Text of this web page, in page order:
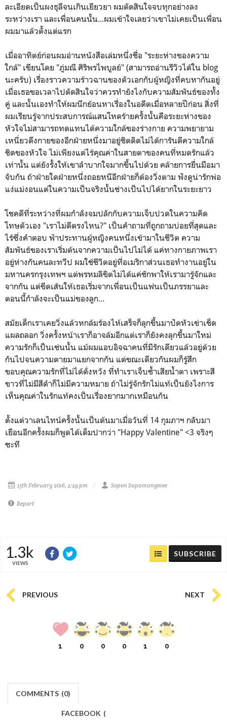
ละเอียดเป็นผงธุลีจนเกินเยียวยา ผมตัดสินใจจบทุกอย่างลง
ระหว่างเรา และเพื่อนคนนั้น...ผมเข้าใจเลยว่าเขาไม่เคยเป็นเพื่อน
ผมมาแล้วตั้งแต่แรก
เมื่ออาทิตย์ก่อนผมอ่านหนังสือเล่มหนึ่งชื่อ "ระยะห่างของความ
ใกล้" เขียนโดย "ภู่มณี ศิริพรไพบูลย์" (สามารถอ่านรีวิวได้ใน blog
นะครับ) เรื่องราวความร้าวฉานของตัวเอกกับผู้หญิงที่คบหากันอยู่
เมื่อเธอขอเวลาไปตัดสินใจว่าควรทำยังไงกับความสัมพันธ์ของทั้ง
คู่ และนั้นเองทำให้ผมนึกย้อนหาเรื่องในอดีตเมื่อหลายปีก่อน สิ่งที่
ผมเรียนรู้จากประสบการณ์แสนโหดร้ายครั้งนั้นคือระยะห่างของ
หัวใจไม่สามารถทดแทนได้ความใกล้ของร่างกาย ความพยายาม
เหนี่ยวดึงกายของอีกฝ่ายหนึ่งมาอยู่ชิดติดไม่ได้การันตีความใกล้
ชิดของหัวใจ ไม่เพียงแต่ไร้คุณค่าในสายตาของคนที่หมดรักแล้ว
เท่านั้น แต่ยังรั้งให้เขาลำบากใจมากขึ้นไปด้วย คล้ายการยื่นมือมา
จับกัน ถ้าฝ่ายใดฝ่ายหนึ่งถอยหนีอีกฝ่ายก็ต้องวิ่งตาม ฟังดูน่ารักพ่อ
แง่แม่งอนแต่ในความเป็นจริงนั้นช่างเป็นไปได้ยากในระยะยาว
โชคดีที่ระหว่างที่ผมกำลังจมปลักกับความเจ็บปวดในความคิด
โทษตัวเอง "เราไม่ดีตรงไหน?" เป็นคำถามที่ถูกถามบ่อยที่สุดและ
ไร้ซึ่งคำตอบ ฟ้าประทานผู้หญิงคนหนึ่งเข้ามาในชีวิต ความ
สัมพันธ์ของเราเริ่มต้นจากความเป็นไปไม่ได้ แค่ทางกายภาพเรา
อยู่ห่างกันคนละทวีป ผมใช้ชีวิตอยู่ที่อเมริกาส่วนเธอทำงานอยู่ใน
มหานครกรุงเทพฯ แต่พรหมลิขิตไม่ได้แค่ชักพาให้เรามารู้จักและ
จากกัน แต่ขีดเส้นให้เธอเริ่มจากเพื่อนเป็นแฟนเป็นภรรยาและ
ตอนนี้กำลังจะเป็นแม่ของลูก...
สมัยเด็กเราเคยวิ่งแล้วหกล้มร้องไห้เสร็จก็ลุกขึ้นมาปัดหัวเข่าเช็ด
แผลถลอก วิ่งครั้งหน้าเราก็อาจล้มอีกแต่เราก็ยังคงลุกขึ้นมาใหม่
ความรักก็เป็นเช่นนั้น แม้ผมแอบอิจฉาคนที่มีรักเดียวแล้วอยู่ด้วย
กันไปจนความตายมาแยกจากกัน แต่ขณะเดียวกันผมก็รู้สึก
ขอบคุณความรักที่ไม่ได้ดั่งหวัง ที่ทำเราเจ็บช้ำเสียน้ำตา เพราะสี
ขาวที่ไม่มีสีดำก็ไม่มีความหมาย ถ้าไม่รู้จักรักไม่แท้เป็นยังไงการ
เห็นคุณค่าในรักแท้คงเป็นเรื่องยากมากเหมือนกัน
ตั้งแต่วาเลนไทน์ครั้งนั้นเป็นต้นมาเมื่อวันที่ 14 กุมภาฯ กลับมา
เยือนอีกครั้งผมก็พูดได้เต็มปากว่า "Happy Valentine" <3 จริงๆ
ซะที
15th February 2016, 2:29 pm Sopon Supamangmee
Report
1.3k
VIEWS
SUBSCRIBE
PREVIOUS NEXT
1 0 0 0 1 0
COMMENTS (0)
FACEBOOK (